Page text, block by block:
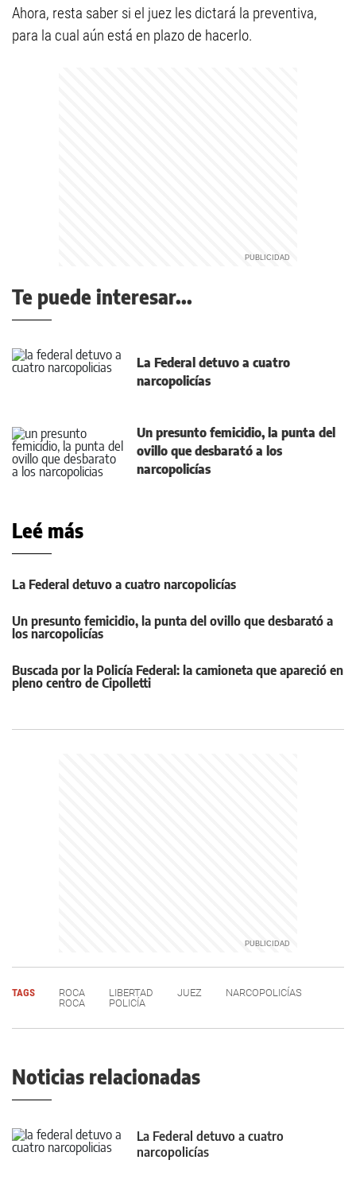
Ahora, resta saber si el juez les dictará la preventiva,
para la cual aún está en plazo de hacerlo.
Te puede interesar...
La Federal detuvo a cuatro
narcopolicías
Un presunto femicidio, la punta del
ovillo que desbarató a los
narcopolicías
Leé más
La Federal detuvo a cuatro narcopolicías
Un presunto femicidio, la punta del ovillo que desbarató a
los narcopolicías
Buscada por la Policía Federal: la camioneta que apareció en
pleno centro de Cipolletti
TAGS ROCA LIBERTAD JUEZ
NARCOPOLICÍAS
ROCA
POLICÍA
Noticias relacionadas
La Federal detuvo a cuatro
narcopolicías